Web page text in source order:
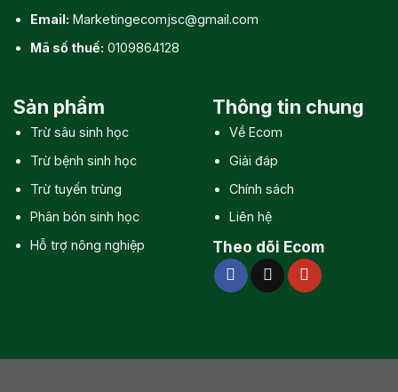
Email: Marketingecomjsc@gmail.com
Mã số thuế: 0109864128
Sản phẩm
Trừ sâu sinh học
Trừ bệnh sinh học
Trừ tuyến trùng
Phân bón sinh học
Hỗ trợ nông nghiệp
Thông tin chung
Về Ecom
Giải đáp
Chính sách
Liên hệ
Theo dõi Ecom